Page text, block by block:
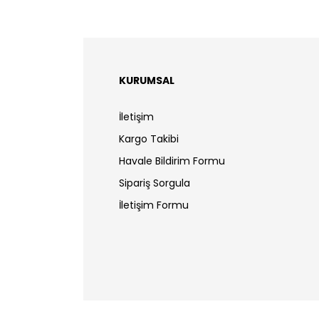
KURUMSAL
İletişim
Kargo Takibi
Havale Bildirim Formu
Sipariş Sorgula
İletişim Formu